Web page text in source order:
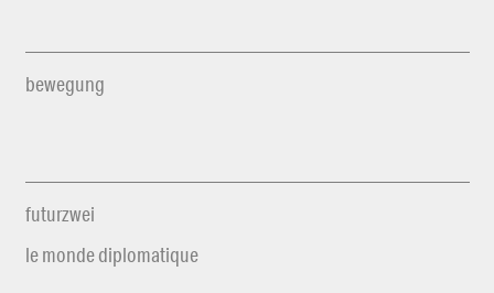
bewegung
futurzwei
le monde diplomatique